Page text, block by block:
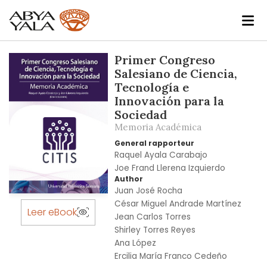
Skip
the
end
Skip
the
Leer eBook
Primer Congreso
Salesiano de Ciencia,
Tecnología e
Innovación para la
Sociedad
Memoria Académica
General rapporteur
Raquel Ayala Carabajo
Joe Frand Llerena Izquierdo
Author
Juan José Rocha
César Miguel Andrade Martínez
Jean Carlos Torres
Shirley Torres Reyes
Ana López
Ercilia María Franco Cedeño